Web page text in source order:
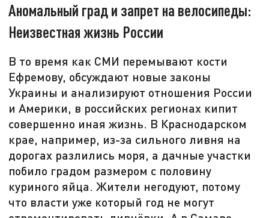
Аномальный град и запрет на велосипеды:
Неизвестная жизнь России
В то время как СМИ перемывают кости
Ефремову, обсуждают новые законы
Украины и анализируют отношения России
и Америки, в российских регионах кипит
совершенно иная жизнь. В Краснодарском
крае, например, из-за сильного ливня на
дорогах разлились моря, а дачные участки
побило градом размером с половину
куриного яйца. Жители негодуют, потому
что власти уже который год не могут